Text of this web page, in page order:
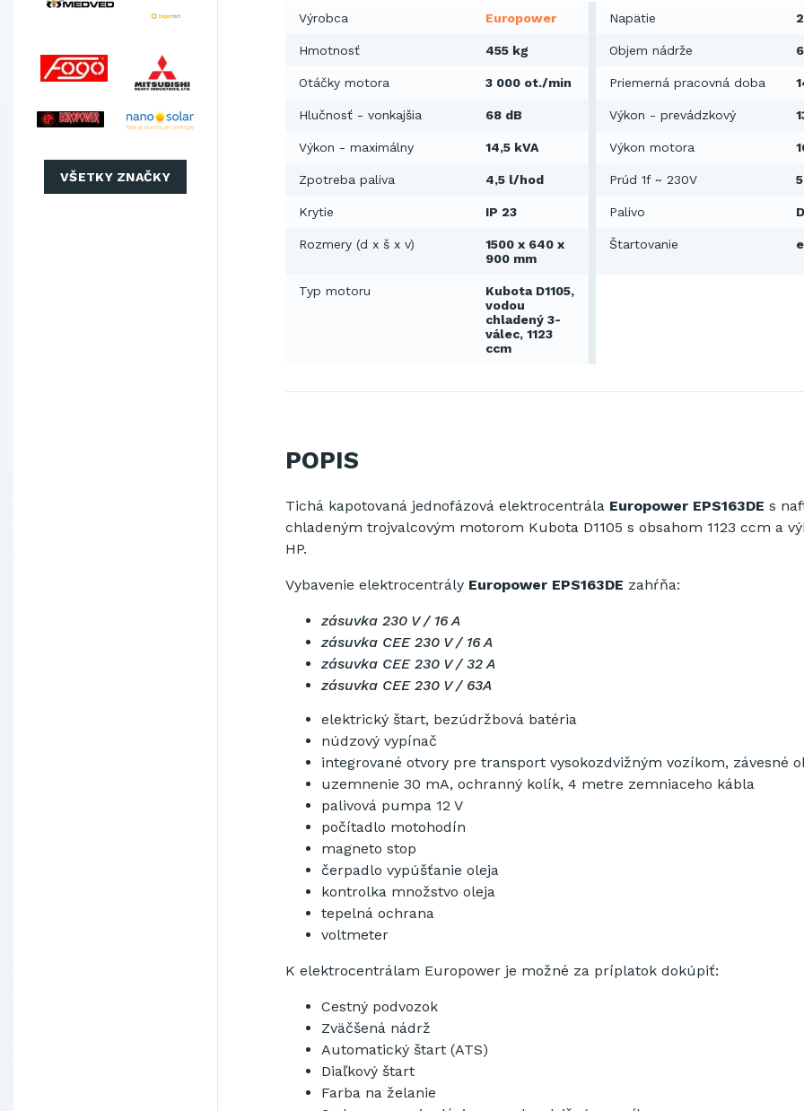
VŠETKY ZNAČKY
Výrobca Europower Napätie
Hmotnosť 455 kg Objem nádrže
Otáčky motora 3 000 ot./min Priemerná pracovná doba
Hlučnosť - vonkajšia 68 dB Výkon - prevádzkový
Výkon - maximálny 14,5 kVA Výkon motora
Zpotreba paliva 4,5 l/hod Prúd 1f ~ 230V
Krytie IP 23 Palivo
Rozmery (d x š x v)
1500 x 640 x
900 mm
Štartovanie
Typ motoru
Kubota D1105,
vodou
chladený 3-
válec, 1123
ccm
POPIS
Tichá kapotovaná jednofázová elektrocentrála Europower EPS163DE s
chladeným trojvalcovým motorom Kubota D1105 s obsahom 1123 ccm a
HP.
Vybavenie elektrocentrály Europower EPS163DE zahŕňa:
zásuvka 230 V / 16 A
zásuvka CEE 230 V / 16 A
zásuvka CEE 230 V / 32 A
zásuvka CEE 230 V / 63A
elektrický štart, bezúdržbová batéria
núdzový vypínač
integrované otvory pre transport vysokozdvižným vozíkom, závesné
uzemnenie 30 mA, ochranný kolík, 4 metre zemniaceho kábla
palivová pumpa 12 V
počítadlo motohodín
magneto stop
čerpadlo vypúšťanie oleja
kontrolka množstvo oleja
tepelná ochrana
voltmeter
K elektrocentrálam Europower je možné za príplatok dokúpiť:
Cestný podvozok
Zväčšená nádrž
Automatický štart (ATS)
Diaľkový štart
Farba na želanie